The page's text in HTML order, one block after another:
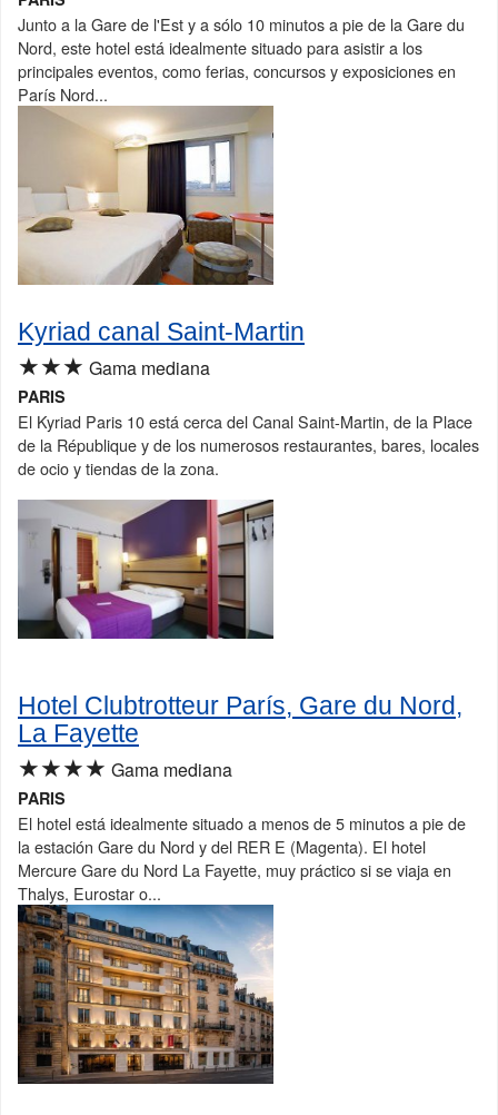
Junto a la Gare de l'Est y a sólo 10 minutos a pie de la Gare du
Nord, este hotel está idealmente situado para asistir a los
principales eventos, como ferias, concursos y exposiciones en
París Nord...
Kyriad canal Saint-Martin
★★★ Gama mediana
PARIS
El Kyriad Paris 10 está cerca del Canal Saint-Martin, de la Place
de la République y de los numerosos restaurantes, bares, locales
de ocio y tiendas de la zona.
Hotel Clubtrotteur París, Gare du Nord,
La Fayette
★★★★ Gama mediana
PARIS
El hotel está idealmente situado a menos de 5 minutos a pie de
la estación Gare du Nord y del RER E (Magenta). El hotel
Mercure Gare du Nord La Fayette, muy práctico si se viaja en
Thalys, Eurostar o...